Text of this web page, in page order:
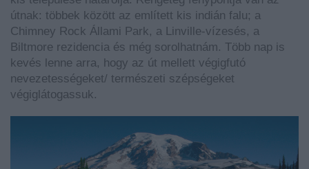
útnak: többek között az említett kis indián falu; a
Chimney Rock Állami Park, a Linville-vízesés, a
Biltmore rezidencia és még sorolhatnám. Több nap is
kevés lenne arra, hogy az út mellett végigfutó
nevezetességeket/ természeti szépségeket
végiglátogassuk.